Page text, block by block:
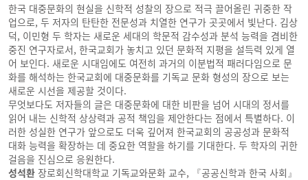
한국 대중문화의 현실을 신학적 성찰의 장으로 적극 끌어올린 귀중한 작
업으로, 두 저자의 탄탄한 전문성과 치열한 연구가 곳곳에서 빛난다. 김상
덕, 이민형 두 학자는 새로운 세대의 학문적 감수성과 분석 능력을 겸비한
중진 연구자로서, 한국교회가 놓치고 있던 문화적 지평을 설득력 있게 열
어 보인다. 새로운 시대임에도 여전히 과거의 이분법적 패러다임으로 문
화를 해석하는 한국교회에 대중문화를 기독교 문화 형성의 장으로 보는
새로운 시선을 제공할 것이다.
무엇보다도 저자들의 글은 대중문화에 대한 비판을 넘어 시대의 정서를
읽어 내는 신학적 상상력과 공적 책임을 제안한다는 점에서 특별하다. 이
러한 성실한 연구가 앞으로도 더욱 깊어져 한국교회의 공공성과 문화적
대화 능력을 확장하는 데 중요한 역할을 하기를 기대한다. 두 학자의 귀한
걸음을 진심으로 응원한다.
성석환 장로회신학대학교 기독교와문화 교수, 『공공신학과 한국 사회』